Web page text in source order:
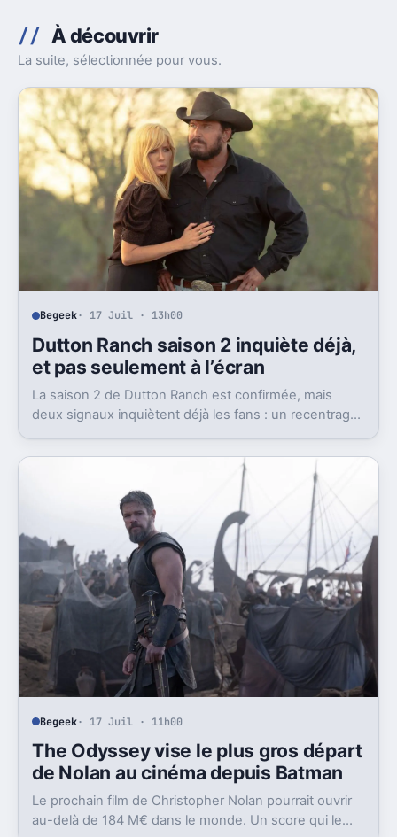
À découvrir
La suite, sélectionnée pour vous.
Begeek· 17 Juil · 13h00
Dutton Ranch saison 2 inquiète déjà,
et pas seulement à l’écran
La saison 2 de Dutton Ranch est confirmée, mais
deux signaux inquiètent déjà les fans : un recentrage
Begeek· 17 Juil · 11h00
The Odyssey vise le plus gros départ
de Nolan au cinéma depuis Batman
Le prochain film de Christopher Nolan pourrait ouvrir
au-delà de 184 M€ dans le monde. Un score qui le